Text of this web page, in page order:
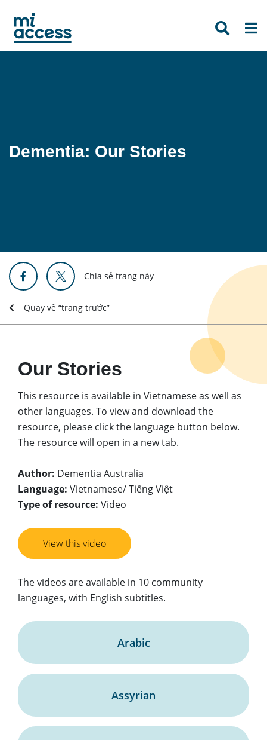
main
content
Dementia: Our Stories
Chia sẻ trang này
Quay về “trang trước”
Our Stories
This resource is available in Vietnamese as well as
other languages. To view and download the
resource, please click the language button below.
The resource will open in a new tab.
Author: Dementia Australia
Language: Vietnamese/ Tiếng Việt
Type of resource: Video
View this video
The videos are available in 10 community
languages, with English subtitles.
Arabic
Assyrian